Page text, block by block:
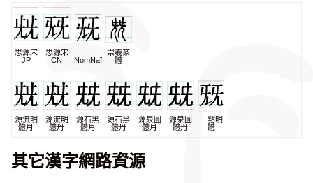
思源宋
JP
思源宋
CN
NomNaTong
崇羲篆
體
源流明
體月
源流明
體丹
源石黑
體月
源石黑
體丹
源泉圓
體月
源泉圓
體丹
一點明
體
其它漢字網路資源